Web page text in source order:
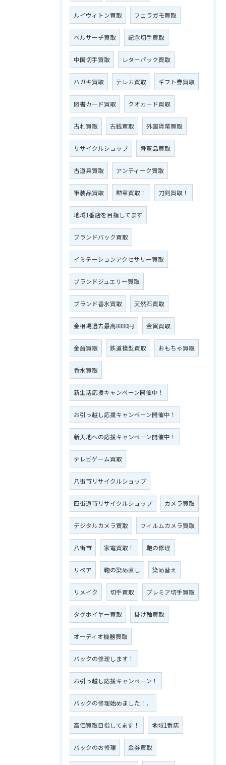
ルイヴィトン買取 フェラガモ買取
ベルサーチ買取 記念切手買取
中国切手買取 レターパック買取
ハガキ買取 テレカ買取 ギフト券買取
図書カード買取 クオカード買取
古札買取 古銭買取 外国貨幣買取
リサイクルショップ 骨董品買取
古道具買取 アンティーク買取
軍装品買取 勲章買取！ 刀剣買取！
地域1番店を目指してます
ブランドバック買取
イミテーションアクセサリー買取
ブランドジュエリー買取
ブランド香水買取 天然石買取
金相場過去最高8880円 金貨買取
金歯買取 鉄道模型買取 おもちゃ買取
香水買取
新生活応援キャンペーン開催中！
お引っ越し応援キャンペーン開催中！
新天地への応援キャンペーン開催中！
テレビゲーム買取
八街市リサイクルショップ
四街道市リサイクルショップ カメラ買取
デジタルカメラ買取 フィルムカメラ買取
八街市 家電買取！ 鞄の修理
リペア 鞄の染め直し 染め替え
リメイク 切手買取 プレミア切手買取
タグホイヤー買取 掛け軸買取
オーディオ機器買取
バックの修理します！
お引っ越し応援キャンペーン！
バックの修理始めました！、
高価買取目指してます！ 地域1番店
バックのお修理 金券買取